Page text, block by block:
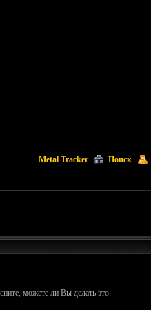
Metal Tracker Поиск
можете ли Вы делать это.